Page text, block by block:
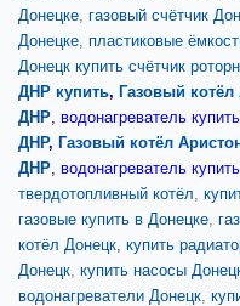
Донецке, газовый счётчик
Донецке, пластиковые
Донецк купить счётчик
ДНР купить, Газовый
ДНР, водонагреватель
ДНР, Газовый котёл
ДНР, водонагреватель
твердотопливный котёл,
газовые купить в Донецке,
котёл Донецк, купить
Донецк, купить насосы
водонагреватели Донецк,